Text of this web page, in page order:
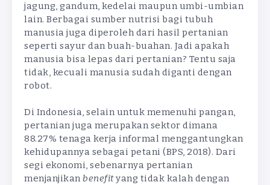
jagung, gandum, kedelai maupun umbi-umbian
lain. Berbagai sumber nutrisi bagi tubuh
manusia juga diperoleh dari hasil pertanian
seperti sayur dan buah-buahan. Jadi apakah
manusia bisa lepas dari pertanian? Tentu saja
tidak, kecuali manusia sudah diganti dengan
robot.
Di Indonesia, selain untuk memenuhi pangan,
pertanian juga merupakan sektor dimana
88.27% tenaga kerja informal menggantungkan
kehidupannya sebagai petani (BPS, 2018). Dari
segi ekonomi, sebenarnya pertanian
menjanjikanbenefityang tidak kalah dengan